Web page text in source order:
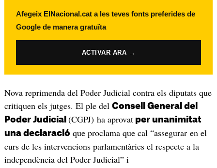
Afegeix ElNacional.cat a les teves fonts preferides de
Google de manera gratuïta
ACTIVAR ARA →
Nova reprimenda del Poder Judicial contra els diputats que
critiquen els jutges. El ple del Consell General del
Poder Judicial (CGPJ) ha aprovatper unanimitat
una declaració que proclama que cal “assegurar en el
curs de les intervencions parlamentàries el respecte a la
independència del Poder Judicial” i